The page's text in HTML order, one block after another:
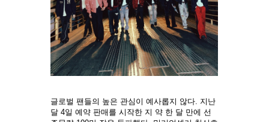
글로벌 팬들의 높은 관심이 예사롭지 않다. 지난
달 4일 예약 판매를 시작한 지 약 한 달 만에 선